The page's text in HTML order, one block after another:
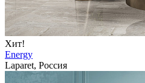
Хит!
Energy
Laparet, Россия